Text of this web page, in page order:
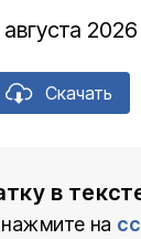
2026
Скачать
в
на